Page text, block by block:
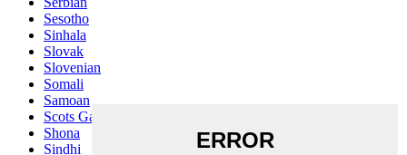
Sesotho
Sinhala
Slovak
Slovenian
Somali
Samoan
Scots Gaelic
Shona
Sindhi